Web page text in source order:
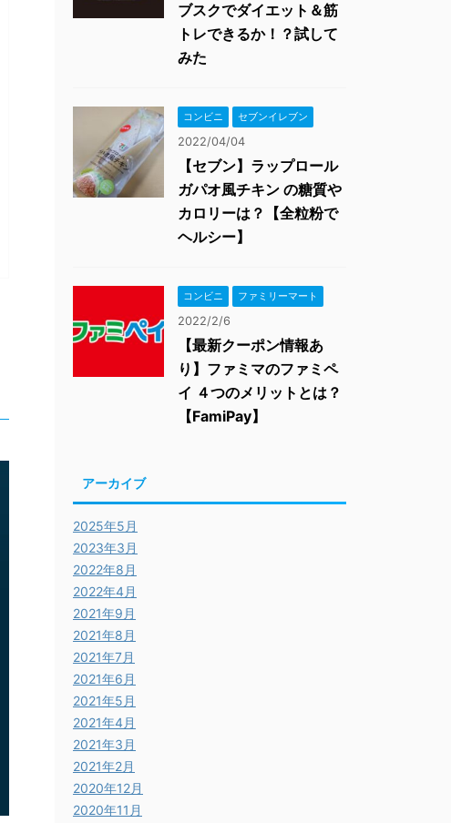
ブスクでダイエット＆筋
トレできるか！？試して
みた
コンビニ セブンイレブン
2022/04/04
【セブン】ラップロール
ガパオ風チキン の糖質や
カロリーは？【全粒粉で
ヘルシー】
コンビニ ファミリーマート
2022/2/6
【最新クーポン情報あ
り】ファミマのファミペ
イ ４つのメリットとは？
【FamiPay】
アーカイブ
2025年5月
2023年3月
2022年8月
2022年4月
2021年9月
2021年8月
2021年7月
2021年6月
2021年5月
2021年4月
2021年3月
2021年2月
2020年12月
2020年11月